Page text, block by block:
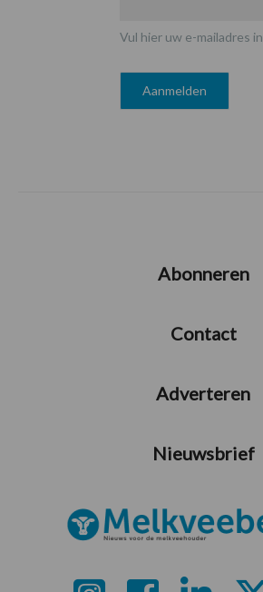
Vul hier uw e-mailadres in
Abonneren
Contact
Adverteren
Nieuwsbrief